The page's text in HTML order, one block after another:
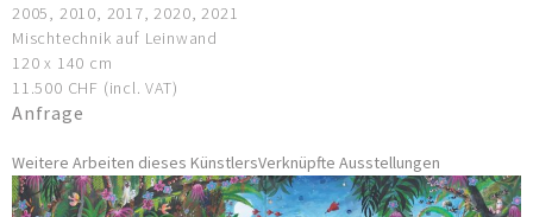
2005, 2010, 2017, 2020, 2021
Mischtechnik auf Leinwand
120 x 140 cm
11.500 CHF (incl. VAT)
Anfrage
Weitere Arbeiten dieses KünstlersVerknüpfte Ausstellungen